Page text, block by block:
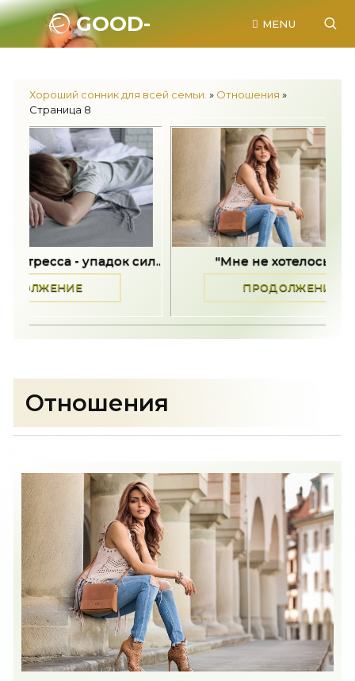
GOOD-
MENU
Хороший сонник для всей семьи. » Отношения »
Страница 8
"Мне не хотелось жить" -.. Хорошие
Отношения